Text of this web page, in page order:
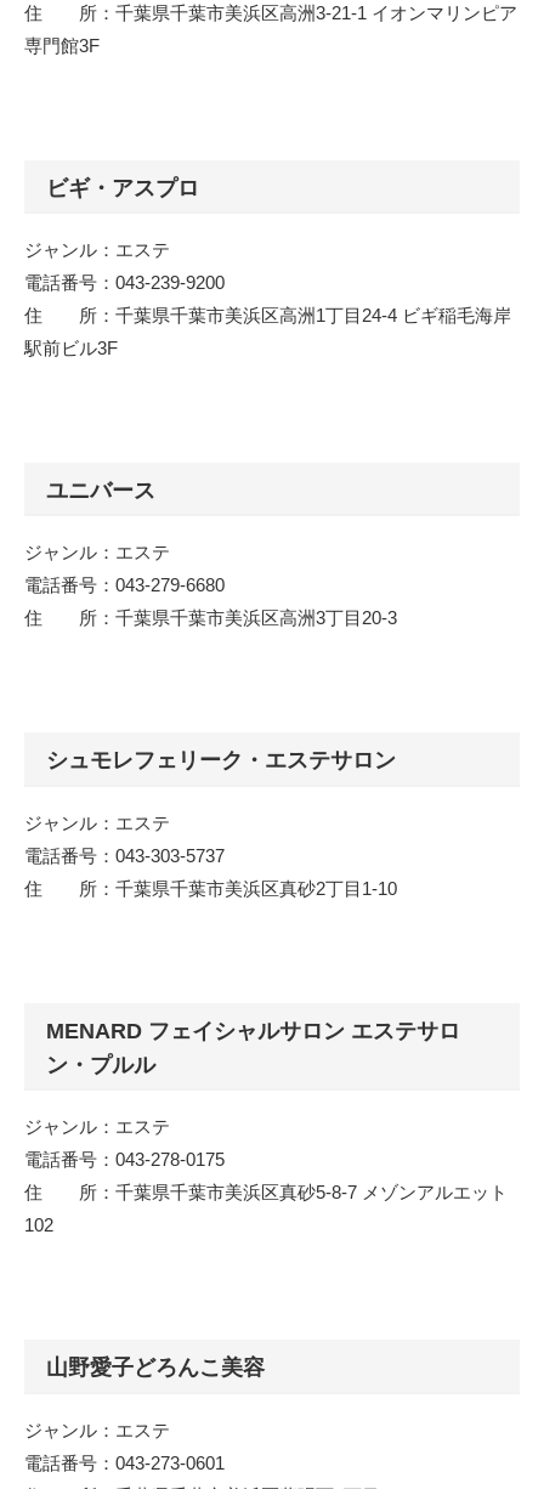
住 所：千葉県千葉市美浜区高洲3-21-1 イオンマリンピア
専門館3F
ビギ・アスプロ
ジャンル：エステ
電話番号：043-239-9200
住 所：千葉県千葉市美浜区高洲1丁目24-4 ビギ稲毛海岸
駅前ビル3F
ユニバース
ジャンル：エステ
電話番号：043-279-6680
住 所：千葉県千葉市美浜区高洲3丁目20-3
シュモレフェリーク・エステサロン
ジャンル：エステ
電話番号：043-303-5737
住 所：千葉県千葉市美浜区真砂2丁目1-10
MENARD フェイシャルサロン エステサロ
ン・プルル
ジャンル：エステ
電話番号：043-278-0175
住 所：千葉県千葉市美浜区真砂5-8-7 メゾンアルエット
102
山野愛子どろんこ美容
ジャンル：エステ
電話番号：043-273-0601